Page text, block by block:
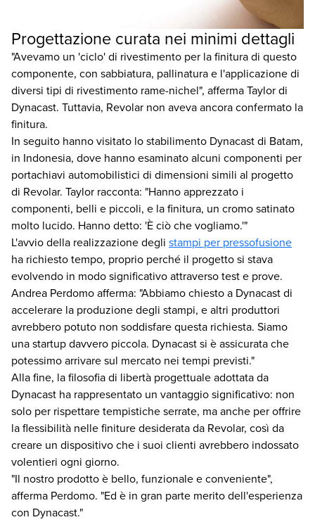
Progettazione curata nei minimi dettagli
"Avevamo un 'ciclo' di rivestimento per la finitura di questo
componente, con sabbiatura, pallinatura e l'applicazione di
diversi tipi di rivestimento rame-nichel", afferma Taylor di
Dynacast. Tuttavia, Revolar non aveva ancora confermato la
finitura.
In seguito hanno visitato lo stabilimento Dynacast di Batam,
in Indonesia, dove hanno esaminato alcuni componenti per
portachiavi automobilistici di dimensioni simili al progetto
di Revolar. Taylor racconta: "Hanno apprezzato i
componenti, belli e piccoli, e la finitura, un cromo satinato
molto lucido. Hanno detto: 'È ciò che vogliamo.'"
L'avvio della realizzazione degli stampi per pressofusione
ha richiesto tempo, proprio perché il progetto si stava
evolvendo in modo significativo attraverso test e prove.
Andrea Perdomo afferma: "Abbiamo chiesto a Dynacast di
accelerare la produzione degli stampi, e altri produttori
avrebbero potuto non soddisfare questa richiesta. Siamo
una startup davvero piccola. Dynacast si è assicurata che
potessimo arrivare sul mercato nei tempi previsti."
Alla fine, la filosofia di libertà progettuale adottata da
Dynacast ha rappresentato un vantaggio significativo: non
solo per rispettare tempistiche serrate, ma anche per offrire
la flessibilità nelle finiture desiderata da Revolar, così da
creare un dispositivo che i suoi clienti avrebbero indossato
volentieri ogni giorno.
"Il nostro prodotto è bello, funzionale e conveniente",
afferma Perdomo. "Ed è in gran parte merito dell'esperienza
con Dynacast."